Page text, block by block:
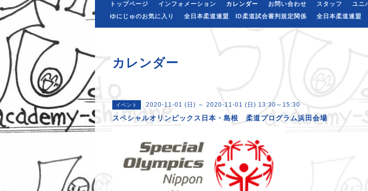
トップページ インフォメーション カレンダー お問い合わせ スタッフ ユニ
ゆにじゅのお気に入り
全日本柔道連盟 ID柔道試合審判規定関係 全日本柔道連盟
カレンダー
イベント 2020-11-01 (日) ～ 2020-11-01 (日) 13:30～15:30
スペシャルオリンピックス日本・島根 柔道プログラム浜田会場